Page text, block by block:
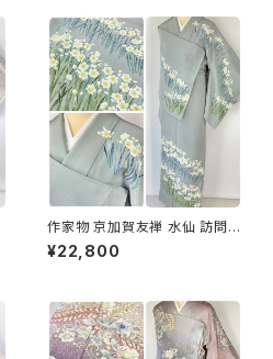
作家物 京加賀友禅 水仙 訪問着
正絹 袷 浅葱鼠 青緑 グレー 白
1157
¥22,800